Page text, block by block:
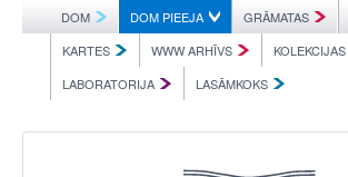
DOM DOM PIEEJA GRĀMATAS
KARTES
WWW ARHĪVS
KOLEKCIJAS
LABORATORIJA
LASĀMKOKS